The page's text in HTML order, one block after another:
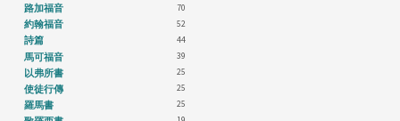
路加福音 70
約翰福音 52
詩篇 44
馬可福音 39
以弗所書 25
使徒行傳 25
羅馬書 25